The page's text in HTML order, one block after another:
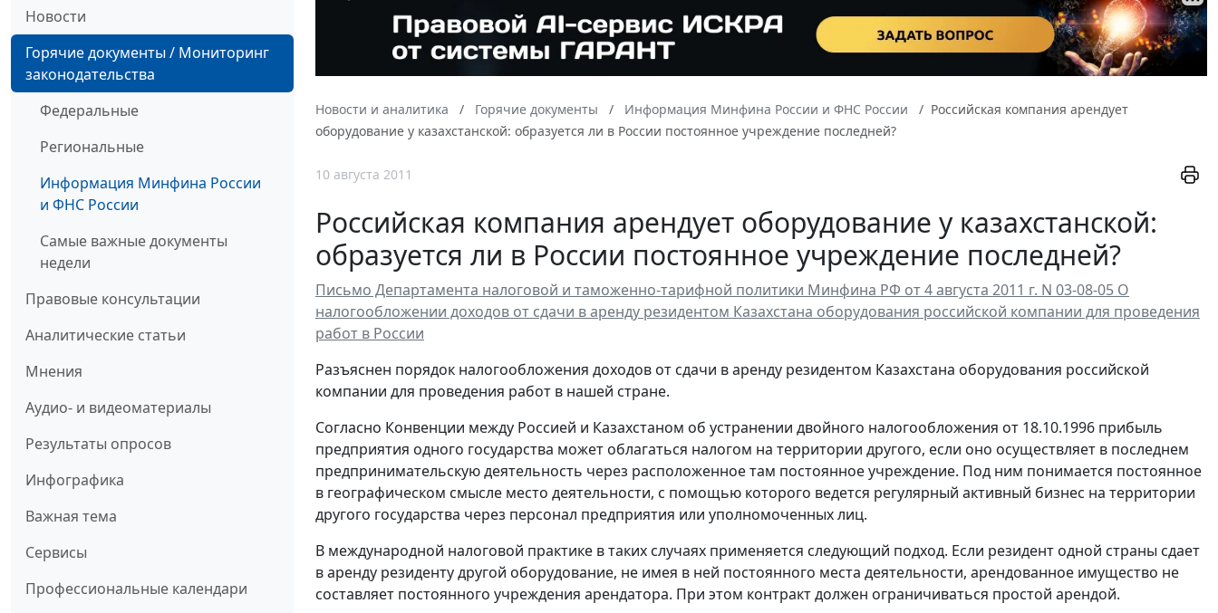
Новости
Горячие документы / Мониторинг
законодательства
Федеральные
Региональные
Информация Минфина России
и ФНС России
Самые важные документы
недели
Правовые консультации
Аналитические статьи
Мнения
Аудио- и видеоматериалы
Результаты опросов
Инфографика
Важная тема
Сервисы
Профессиональные календари
Новости и аналитика Горячие документы Информация Минфина России и ФНС России
Российская компания арендует
оборудование у казахстанской: образуется ли в России постоянное учреждение последней?
10 августа 2011
Российская компания арендует оборудование у казахстанской:
образуется ли в России постоянное учреждение последней?
Письмо Департамента налоговой и таможенно-тарифной политики Минфина РФ от 4 августа 2011 г. N 03-08-05 О
налогообложении доходов от сдачи в аренду резидентом Казахстана оборудования российской компании для проведения
работ в России
Разъяснен порядок налогообложения доходов от сдачи в аренду резидентом Казахстана оборудования российской
компании для проведения работ в нашей стране.
Согласно Конвенции между Россией и Казахстаном об устранении двойного налогообложения от 18.10.1996 прибыль
предприятия одного государства может облагаться налогом на территории другого, если оно осуществляет в последнем
предпринимательскую деятельность через расположенное там постоянное учреждение. Под ним понимается постоянное
в географическом смысле место деятельности, с помощью которого ведется регулярный активный бизнес на территории
другого государства через персонал предприятия или уполномоченных лиц.
В международной налоговой практике в таких случаях применяется следующий подход. Если резидент одной страны сдает
в аренду резиденту другой оборудование, не имея в ней постоянного места деятельности, арендованное имущество не
составляет постоянного учреждения арендатора. При этом контракт должен ограничиваться простой арендой.